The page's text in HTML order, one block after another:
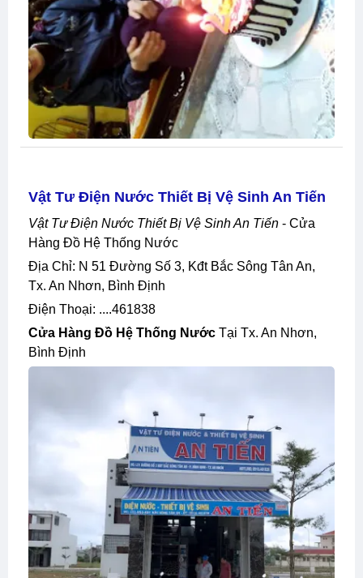
Vật Tư Điện Nước Thiết Bị Vệ Sinh An Tiến
Vật Tư Điện Nước Thiết Bị Vệ Sinh An Tiến - Cửa
Hàng Đồ Hệ Thống Nước
Địa Chỉ: N 51 Đường Số 3, Kđt Bắc Sông Tân An,
Tx. An Nhơn, Bình Định
Điện Thoại: ....461838
Cửa Hàng Đồ Hệ Thống Nước Tại Tx. An Nhơn,
Bình Định